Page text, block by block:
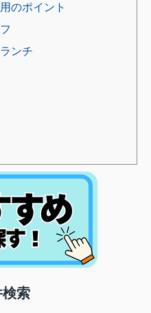
のポイント
ンチ
索